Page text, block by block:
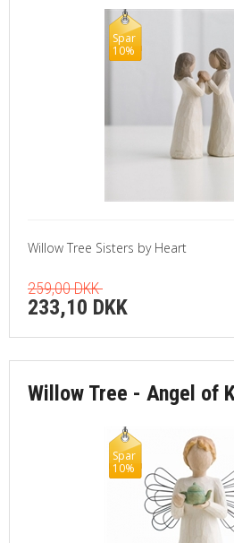
Spar
10%
Willow Tree Sisters by Heart
259,00 DKK
233,10 DKK
Willow Tree - Angel of
Spar
10%